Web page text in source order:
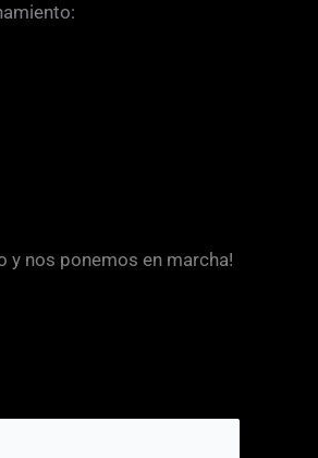
y nos ponemos en marcha!